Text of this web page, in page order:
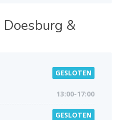
Doesburg &
GESLOTEN
13:00-17:00
GESLOTEN